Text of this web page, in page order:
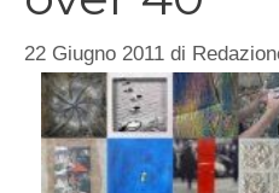
22 Giugno 2011 di